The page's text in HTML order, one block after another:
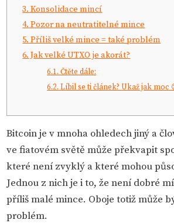
3. Konsolidace mincí
4. Pozor na neutratitelné mince
5. Příliš velké mince = také problém
6. Jak velké UTXO je akorát?
6.1. Čtěte dále:
6.2. Líbil se ti článek? Ukaž jak moc
Bitcoin je v mnoha ohledech jiný a
ve fiatovém světě může překvapit
které není zvyklý a které mohou
Jednou z nich je i to, že není dobré
příliš malé mince. Oboje totiž může
problém.